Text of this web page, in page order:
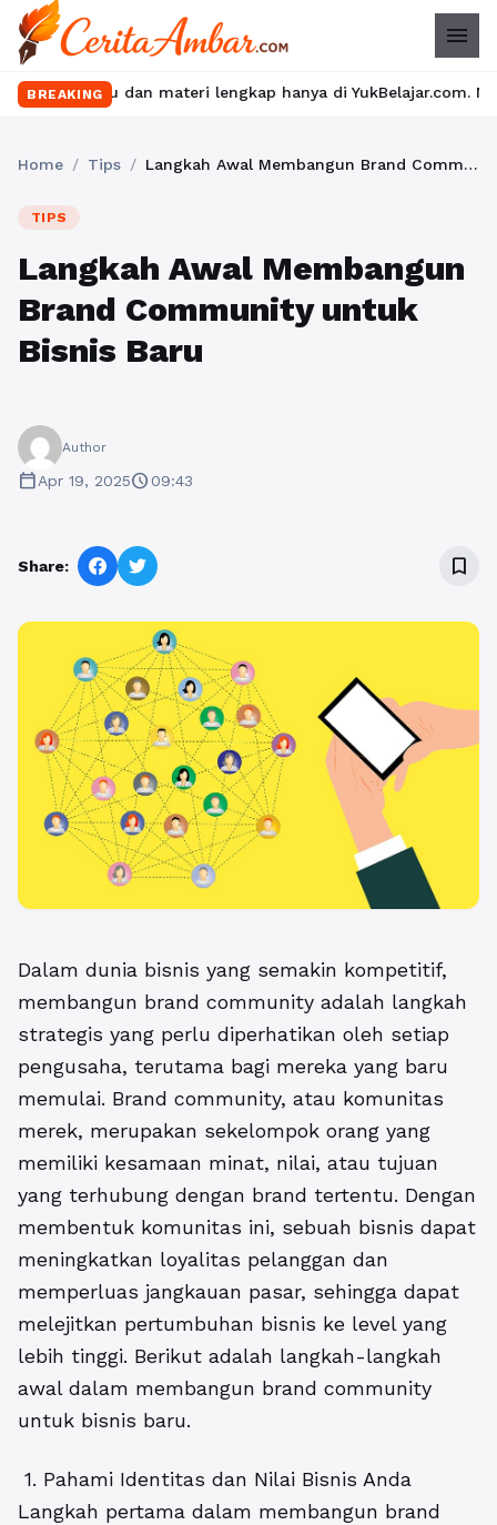
menu
BREAKING
dan materi lengkap hanya di YukBelajar.com. Mulai
Home / Tips / Langkah Awal Membangun Brand Community untuk Bisnis Baru
TIPS
Langkah Awal Membangun
Brand Community untuk
Bisnis Baru
Author
calendar_todayApr 19, 2025schedule09:43
Share: bookmark_border
Dalam dunia bisnis yang semakin kompetitif,
membangun brand community adalah langkah
strategis yang perlu diperhatikan oleh setiap
pengusaha, terutama bagi mereka yang baru
memulai. Brand community, atau komunitas
merek, merupakan sekelompok orang yang
memiliki kesamaan minat, nilai, atau tujuan
yang terhubung dengan brand tertentu. Dengan
membentuk komunitas ini, sebuah bisnis dapat
meningkatkan loyalitas pelanggan dan
memperluas jangkauan pasar, sehingga dapat
melejitkan pertumbuhan bisnis ke level yang
lebih tinggi. Berikut adalah langkah-langkah
awal dalam membangun brand community
untuk bisnis baru.
1. Pahami Identitas dan Nilai Bisnis Anda
Langkah pertama dalam membangun brand